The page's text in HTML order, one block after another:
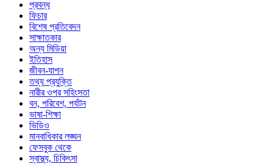
প্রবন্ধ
ফিচার
বিশেষ প্রতিবেদন
সাক্ষাতকার
অন্য মিডিয়া
ইতিহাস
জীবন-যাপন
তথ্য প্রযুক্তি
নারীর ওপর সহিংসতা
বন, পরিবেশ, পর্যটন
ভাষা-শিক্ষা
ভিডিও
মানবাধিকার লঙ্ঘন
ফেসবুক থেকে
স্বাস্থ্য, চিকিৎসা